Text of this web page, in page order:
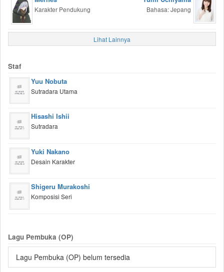
Karakter Pendukung Bahasa: Jepang
Lihat Lainnya
Staf
Yuu Nobuta
Sutradara Utama
Hisashi Ishii
Sutradara
Yuki Nakano
Desain Karakter
Shigeru Murakoshi
Komposisi Seri
Lagu Pembuka (OP)
Lagu Pembuka (OP) belum tersedia